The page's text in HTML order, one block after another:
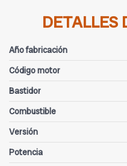
DETALLES
Año fabricación
Código motor
Bastidor
Combustible
Versión
Potencia